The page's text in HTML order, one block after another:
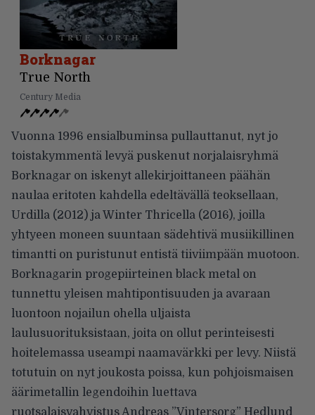
Borknagar
True North
Century Media
Vuonna 1996 ensialbuminsa pullauttanut, nyt jo
toistakymmentä levyä puskenut norjalaisryhmä
Borknagar on iskenyt allekirjoittaneen päähän
naulaa eritoten kahdella edeltävällä teoksellaan,
Urdilla (2012) ja Winter Thricella (2016), joilla
yhtyeen moneen suuntaan sädehtivä musiikillinen
timantti on puristunut entistä tiiviimpään muotoon.
Borknagarin progepiirteinen black metal on
tunnettu yleisen mahtipontisuuden ja avaraan
luontoon nojailun ohella uljaista
laulusuorituksistaan, joita on ollut perinteisesti
hoitelemassa useampi naamavärkki per levy. Niistä
totutuin on nyt joukosta poissa, kun pohjoismaisen
äärimetallin legendoihin luettava
ruotsalaisvahvistus Andreas ”Vintersorg” Hedlund